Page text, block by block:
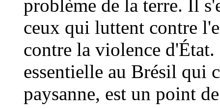
problème de la terre. Il
ceux qui luttent contre
contre la violence
essentielle au Brésil qui
paysanne, est un point